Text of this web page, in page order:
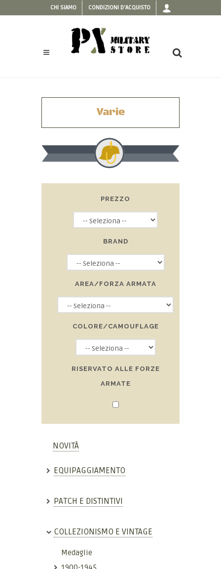
CHI SIAMO CONDIZIONI D'ACQUISTO
Varie
PREZZO
BRAND
AREA/FORZA ARMATA
COLORE/CAMOUFLAGE
RISERVATO ALLE FORZE
ARMATE
NOVITÀ
EQUIPAGGIAMENTO
PATCH E DISTINTIVI
COLLEZIONISMO E VINTAGE
Medaglie